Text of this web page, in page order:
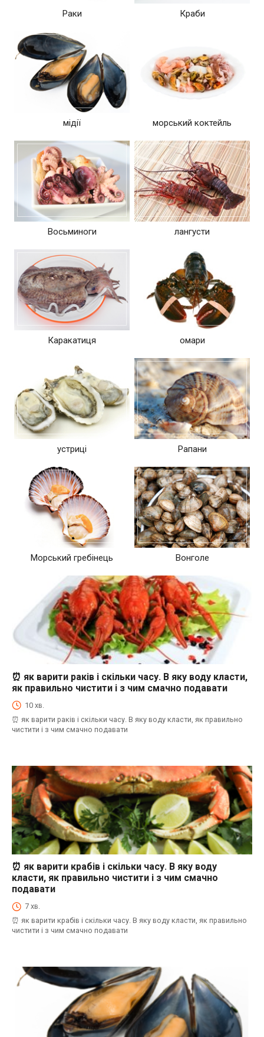
Раки Краби
мідії морський коктейль
Восьминоги лангусти
Каракатиця омари
устриці Рапани
Морський гребінець Вонголе
⏰як варити морепродукти і скільки часу. В яку воду класти, як правильно
чистити і з чим смачно подавати
⏰ як варити раків і скільки часу. В яку воду класти,
як правильно чистити і з чим смачно подавати
10 хв.
⏰ як варити раків і скільки часу. В яку воду класти, як правильно
чистити і з чим смачно подавати
⏰як варити морепродукти і скільки часу. В яку воду класти, як правильно
чистити і з чим смачно подавати
⏰ як варити крабів і скільки часу. В яку воду
класти, як правильно чистити і з чим смачно
подавати
7 хв.
⏰ як варити крабів і скільки часу. В яку воду класти, як правильно
чистити і з чим смачно подавати